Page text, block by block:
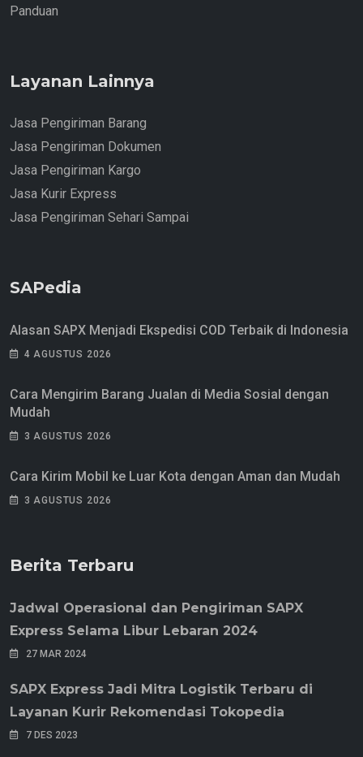
Panduan
Layanan Lainnya
Jasa Pengiriman Barang
Jasa Pengiriman Dokumen
Jasa Pengiriman Kargo
Jasa Kurir Express
Jasa Pengiriman Sehari Sampai
SAPedia
Alasan SAPX Menjadi Ekspedisi COD Terbaik di Indonesia
4 AGUSTUS 2026
Cara Mengirim Barang Jualan di Media Sosial dengan
Mudah
3 AGUSTUS 2026
Cara Kirim Mobil ke Luar Kota dengan Aman dan Mudah
3 AGUSTUS 2026
Berita Terbaru
Jadwal Operasional dan Pengiriman SAPX
Express Selama Libur Lebaran 2024
27 MAR 2024
SAPX Express Jadi Mitra Logistik Terbaru di
Layanan Kurir Rekomendasi Tokopedia
7 DES 2023